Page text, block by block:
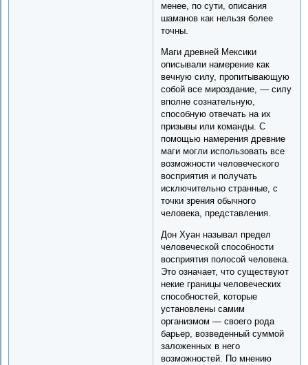
менее, по сути, описания
шаманов как нельзя более
точны.
Маги древней Мексики
описывали намерение как
вечную силу, пропитывающую
собой все мироздание, — силу
вполне сознательную,
способную отвечать на их
призывы или команды. С
помощью намерения древние
маги могли использовать все
возможности человеческого
восприятия и получать
исключительно странные, с
точки зрения обычного
человека, представления.
Дон Хуан называл предел
человеческой способности
восприятия полосой человека.
Это означает, что существуют
некие границы человеческих
способностей, которые
установлены самим
организмом — своего рода
барьер, возведенный суммой
заложенных в него
возможностей. По мнению